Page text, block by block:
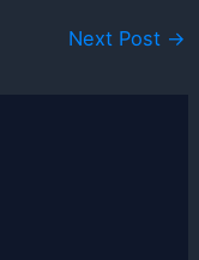
Next Post →